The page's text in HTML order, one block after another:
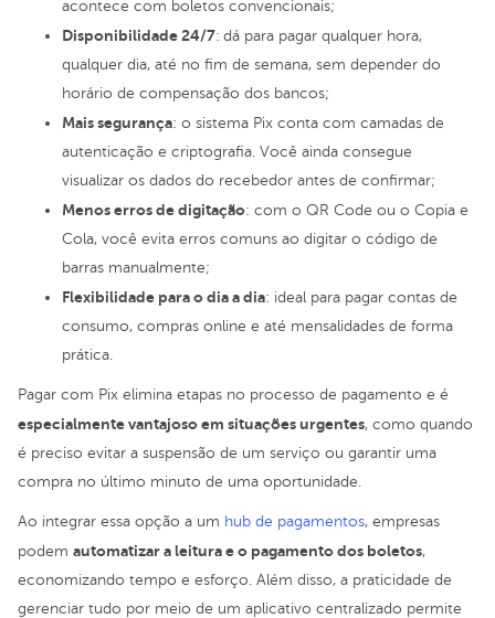
acontece com boletos convencionais;
Disponibilidade 24/7: dá para pagar qualquer hora,
qualquer dia, até no fim de semana, sem depender do
horário de compensação dos bancos;
Mais segurança: o sistema Pix conta com camadas de
autenticação e criptografia. Você ainda consegue
visualizar os dados do recebedor antes de confirmar;
Menos erros de digitação: com o QR Code ou o Copia e
Cola, você evita erros comuns ao digitar o código de
barras manualmente;
Flexibilidade para o dia a dia: ideal para pagar contas de
consumo, compras online e até mensalidades de forma
prática.
Pagar com Pix elimina etapas no processo de pagamento e é
especialmente vantajoso em situações urgentes, como quando
é preciso evitar a suspensão de um serviço ou garantir uma
compra no último minuto de uma oportunidade.
Ao integrar essa opção a um hub de pagamentos, empresas
podem automatizar a leitura e o pagamento dos boletos,
economizando tempo e esforço. Além disso, a praticidade de
gerenciar tudo por meio de um aplicativo centralizado permite